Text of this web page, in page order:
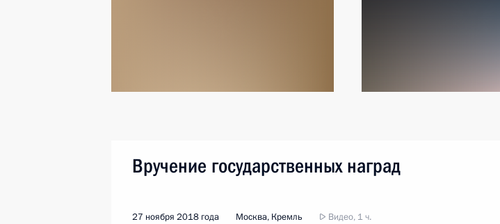
Вручение государственных наград
27 ноября 2018 года Москва, Кремль Видео, 1 ч.